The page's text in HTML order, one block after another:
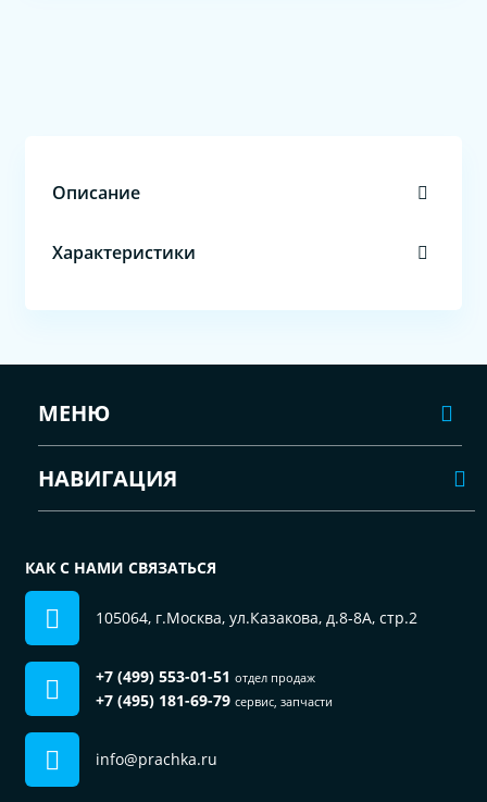
Описание
Характеристики
МЕНЮ
НАВИГАЦИЯ
КАК С НАМИ СВЯЗАТЬСЯ
105064, г.Москва, ул.Казакова, д.8-8А, стр.2
+7 (499) 553-01-51 отдел продаж
+7 (495) 181-69-79 сервис, запчасти
info@prachka.ru